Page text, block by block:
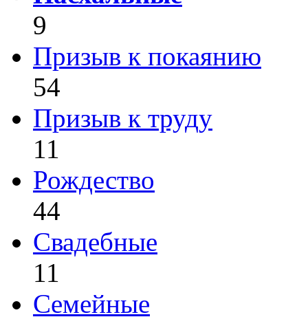
9
Призыв к покаянию
54
Призыв к труду
11
Рождество
44
Свадебные
11
Семейные